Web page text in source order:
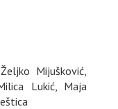
Mijušković,
Lukić, Maja